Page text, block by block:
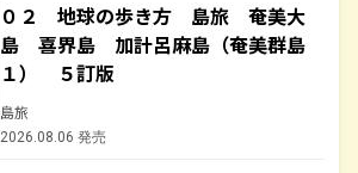
０２ 地球の歩き方 島旅 奄美大
島 喜界島 加計呂麻島（奄美群島
１） ５訂版
島旅
2026.08.06 発売